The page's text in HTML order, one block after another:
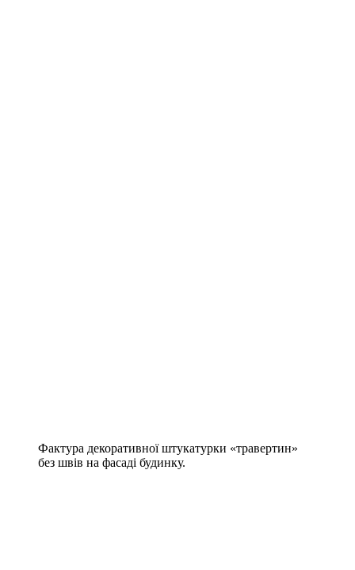
Фактура декоративної штукатурки «травертин»
без швів на фасаді будинку.